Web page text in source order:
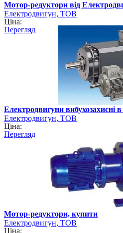
Мотор-редуктори від
Електродвигун, ТОВ
Ціна:
Перегляд
Електродвигуни вибухозахисні в
Електродвигун, ТОВ
Ціна:
Перегляд
Мотор-редуктори, купити
Електродвигун, ТОВ
Ціна: